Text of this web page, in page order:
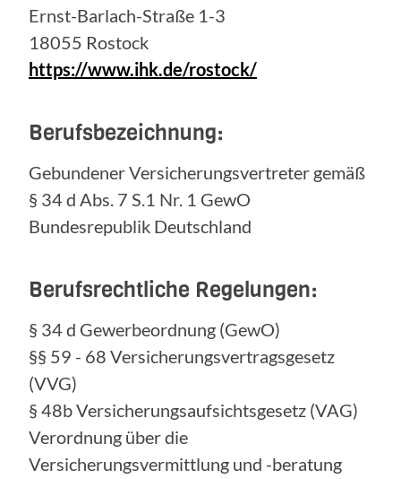
Ernst-Barlach-Straße 1-3
18055 Rostock
https://www.ihk.de/rostock/
Berufsbezeichnung:
Gebundener Versicherungsvertreter gemäß
§ 34 d Abs. 7 S.1 Nr. 1 GewO
Bundesrepublik Deutschland
Berufsrechtliche Regelungen:
§ 34 d Gewerbeordnung (GewO)
§§ 59 - 68 Versicherungsvertragsgesetz
(VVG)
§ 48b Versicherungsaufsichtsgesetz (VAG)
Verordnung über die
Versicherungsvermittlung und -beratung